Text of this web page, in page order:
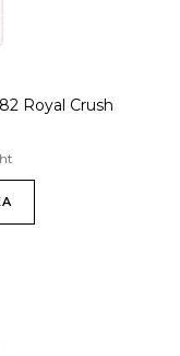
Royal Crush